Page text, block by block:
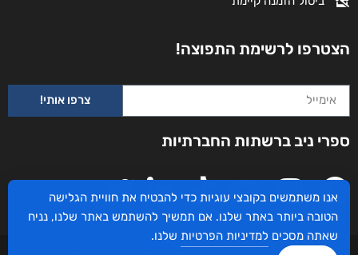
הצטרפו לרשימת התפוצה!
צרפו אותי!
ספרי ניב ברשתות החברתיות
אנו משתמשים בקובצי עוגיות כדי להבטיח את חוויית הגלישה
הטובה ביותר באתר שלנו. אם תמשיך להשתמש באתר שלנו, נניח
שאתה מסכים למדיניות הפרטיות שלנו.